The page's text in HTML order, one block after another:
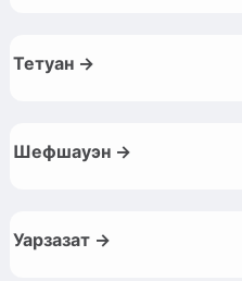
Тетуан →
Шефшауэн →
Уарзазат →